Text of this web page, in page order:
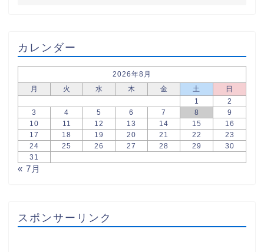
カレンダー
2026年8月
月
火 水 木 金 土
日
1
2
3
4 5 6 7 8
9
10
11 12 13 14 15
16
17
18 19 20 21 22
23
24
25 26 27 28 29
30
31
« 7月
スポンサーリンク